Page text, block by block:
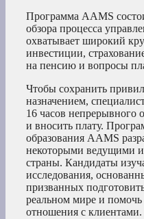
Программа AAMS
обзора процесса
охватывает широкий
инвестиции,
на пенсию и вопросы
Чтобы сохранить
назначением,
16 часов непрерывного
и вносить плату.
образования AAMS
некоторыми ведущими
страны. Кандидаты
исследования,
призванных
реальном мире и
отношения с клиентами.